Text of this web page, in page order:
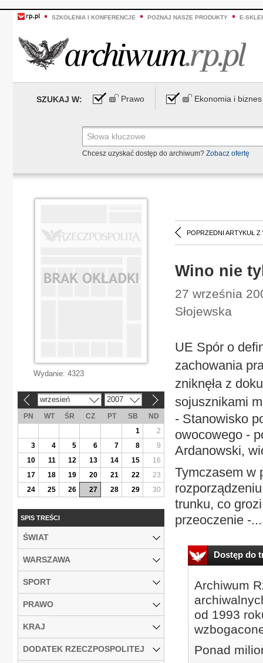
SZKOLENIA I KONFERENCJE POZNAJ NASZE PRODUKTY E-
SZUKAJ W: Prawo Ekonomia i biznes
Chcesz uzyskać dostęp do archiwum? Zobacz ofertę
POPRZEDNI ARTYKUŁ Z
Wino nie
27 września
Słojewska
UE Spór o
zachowania
zniknęła z
sojusznikami
- Stanowisko
owocowego -
Ardanowski,
Tymczasem w
trunku, co
przeoczenie -...
Dostęp do
Archiwum
od 1993
Ponad
Wydanie: 4323
wrzesień 2007
PN WT ŚR CZ PT SB
ND
1
2
3
4 5 6 7 8
9
10
11 12 13 14 15
16
17
18 19 20 21 22
23
24
25 26 27 28 29 30
SPIS TREŚCI
ŚWIAT
WARSZAWA
SPORT
PRAWO
KRAJ
DODATEK RZECZPOSPOLITEJ